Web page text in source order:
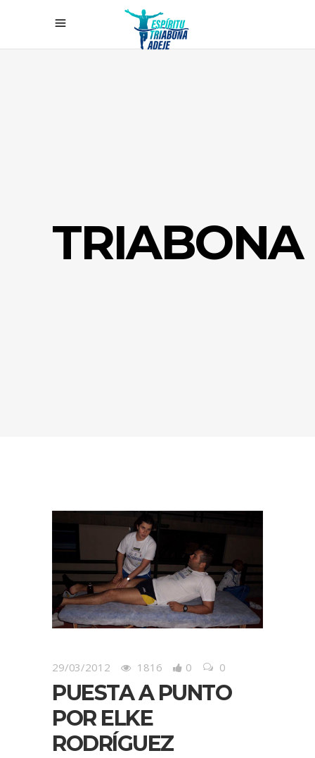
TRIABONA
29/03/2012 1816 0 0
PUESTA A PUNTO
POR ELKE
RODRÍGUEZ